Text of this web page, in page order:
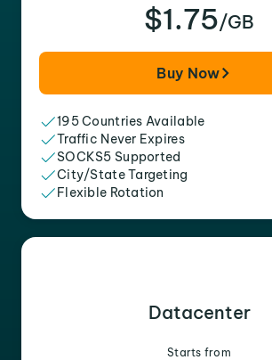
$1.75/GB
Buy Now
195 Countries Available
Traffic Never Expires
SOCKS5 Supported
City/State Targeting
Flexible Rotation
Datacenter
Starts from